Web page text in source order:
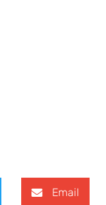
Email